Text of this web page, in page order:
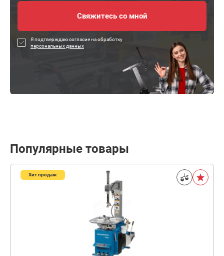
Я подтверждаю согласие на обработку
персональных данных
Популярные товары
Хит продаж